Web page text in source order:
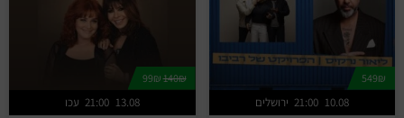
549₪
ירושלים 21:00 10.08
140₪
99₪
עכו 21:00 13.08